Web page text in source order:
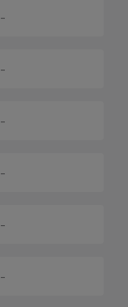
-
-
-
-
-
-